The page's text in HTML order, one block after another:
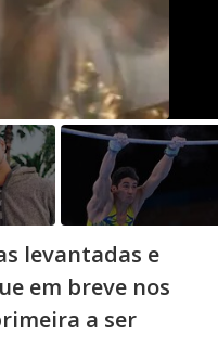
levantadas e
em breve nos
a ser